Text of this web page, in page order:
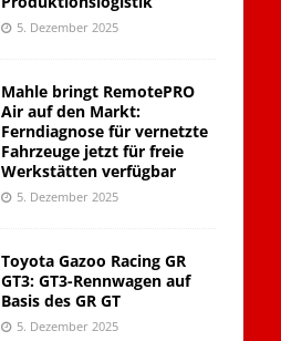
5. Dezember 2025
Mahle bringt RemotePRO
Air auf den Markt:
Ferndiagnose für vernetzte
Fahrzeuge jetzt für freie
Werkstätten verfügbar
5. Dezember 2025
Toyota Gazoo Racing GR
GT3: GT3-Rennwagen auf
Basis des GR GT
5. Dezember 2025